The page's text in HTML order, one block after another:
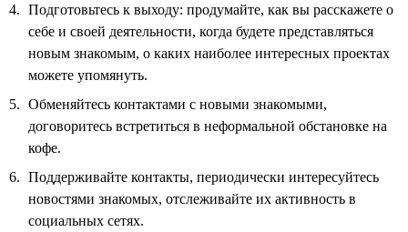
Подготовьтесь к выходу: продумайте, как вы расскажете о
себе и своей деятельности, когда будете представляться
новым знакомым, о каких наиболее интересных проектах
можете упомянуть.
Обменяйтесь контактами с новыми знакомыми,
договоритесь встретиться в неформальной обстановке на
кофе.
Поддерживайте контакты, периодически интересуйтесь
новостями знакомых, отслеживайте их активность в
социальных сетях.